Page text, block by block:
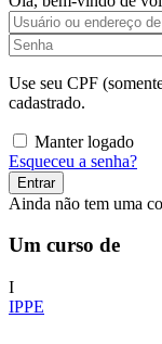
Use seu CPF
cadastrado.
Manter logado
Esqueceu a senha?
Entrar
Ainda não tem uma
Um curso de
I
IPPE